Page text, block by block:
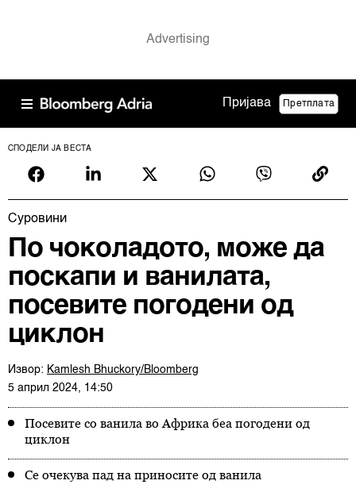
Пријава Претплата
СПОДЕЛИ ЈА ВЕСТА
Суровини
По чоколадото, може да
поскапи и ванилата,
посевите погодени од
циклон
Извор: Kamlesh Bhuckory/Bloomberg
5 април 2024, 14:50
Посевите со ванила во Африка беа погодени од
циклон
Се очекува пад на приносите од ванила